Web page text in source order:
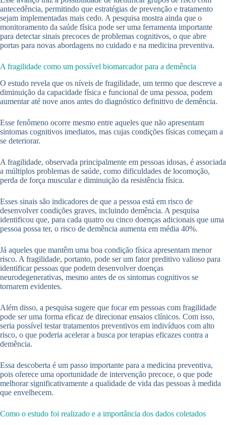
antecedência, permitindo que estratégias de prevenção e tratamento
sejam implementadas mais cedo. A pesquisa mostra ainda que o
monitoramento da saúde física pode ser uma ferramenta importante
para detectar sinais precoces de problemas cognitivos, o que abre
portas para novas abordagens no cuidado e na medicina preventiva.
A fragilidade como um possível biomarcador para a demência
O estudo revela que os níveis de fragilidade, um termo que descreve a
diminuição da capacidade física e funcional de uma pessoa, podem
aumentar até nove anos antes do diagnóstico definitivo de demência.
Esse fenômeno ocorre mesmo entre aqueles que não apresentam
sintomas cognitivos imediatos, mas cujas condições físicas começam a
se deteriorar.
A fragilidade, observada principalmente em pessoas idosas, é associada
a múltiplos problemas de saúde, como dificuldades de locomoção,
perda de força muscular e diminuição da resistência física.
Esses sinais são indicadores de que a pessoa está em risco de
desenvolver condições graves, incluindo demência. A pesquisa
identificou que, para cada quatro ou cinco doenças adicionais que uma
pessoa possa ter, o risco de demência aumenta em média 40%.
Já aqueles que mantêm uma boa condição física apresentam menor
risco. A fragilidade, portanto, pode ser um fator preditivo valioso para
identificar pessoas que podem desenvolver doenças
neurodegenerativas, mesmo antes de os sintomas cognitivos se
tornarem evidentes.
Além disso, a pesquisa sugere que focar em pessoas com fragilidade
pode ser uma forma eficaz de direcionar ensaios clínicos. Com isso,
seria possível testar tratamentos preventivos em indivíduos com alto
risco, o que poderia acelerar a busca por terapias eficazes contra a
demência.
Essa descoberta é um passo importante para a medicina preventiva,
pois oferece uma oportunidade de intervenção precoce, o que pode
melhorar significativamente a qualidade de vida das pessoas à medida
que envelhecem.
Como o estudo foi realizado e a importância dos dados coletados